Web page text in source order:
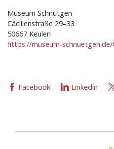
Museum Schnütgen
Cäcilienstraße 29–33
50667 Keulen
https://museum-
Facebook Linkedin